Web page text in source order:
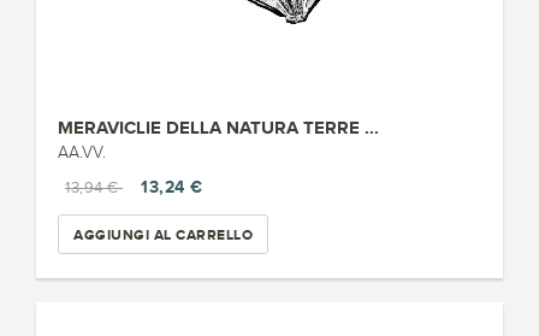
MERAVICLIE DELLA NATURA TERRE ...
AA.VV.
13,94 €
13,24 €
AGGIUNGI AL CARRELLO